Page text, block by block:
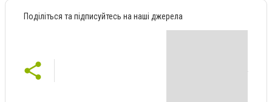
Поділіться та підписуйтесь на наші джерела